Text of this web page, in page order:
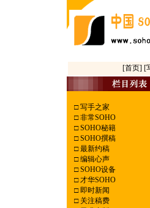
[首页] [
□写手之家
□非常SOHO
□SOHO秘籍
□SOHO撰稿
□最新约稿
□编辑心声
□SOHO设备
□才华SOHO
□即时新闻
□关注稿费